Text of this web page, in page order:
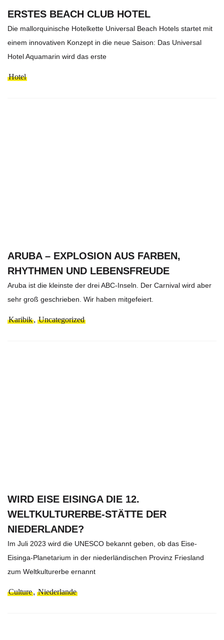
ERSTES BEACH CLUB HOTEL
Die mallorquinische Hotelkette Universal Beach Hotels startet mit
einem innovativen Konzept in die neue Saison: Das Universal
Hotel Aquamarin wird das erste
Hotel
ARUBA – EXPLOSION AUS FARBEN,
RHYTHMEN UND LEBENSFREUDE
Aruba ist die kleinste der drei ABC-Inseln. Der Carnival wird aber
sehr groß geschrieben. Wir haben mitgefeiert.
Karibik, Uncategorized
WIRD EISE EISINGA DIE 12.
WELTKULTURERBE-STÄTTE DER
NIEDERLANDE?
Im Juli 2023 wird die UNESCO bekannt geben, ob das Eise-
Eisinga-Planetarium in der niederländischen Provinz Friesland
zum Weltkulturerbe ernannt
Culture, Niederlande